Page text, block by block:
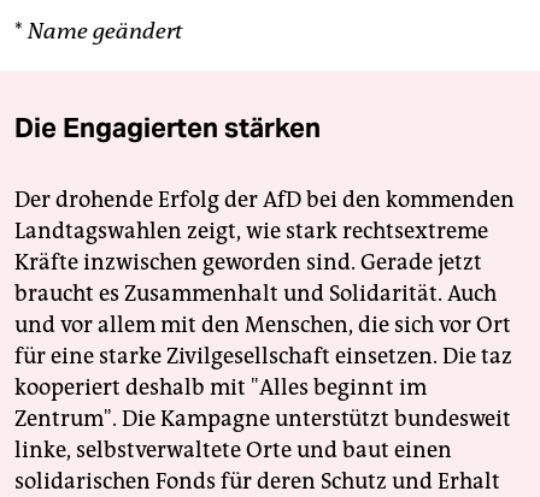
*Name geändert
Die Engagierten stärken
Der drohende Erfolg der AfD bei den kommenden
Landtagswahlen zeigt, wie stark rechtsextreme
Kräfte inzwischen geworden sind. Gerade jetzt
braucht es Zusammenhalt und Solidarität. Auch
und vor allem mit den Menschen, die sich vor Ort
für eine starke Zivilgesellschaft einsetzen. Die taz
kooperiert deshalb mit "Alles beginnt im
Zentrum". Die Kampagne unterstützt bundesweit
linke, selbstverwaltete Orte und baut einen
solidarischen Fonds für deren Schutz und Erhalt